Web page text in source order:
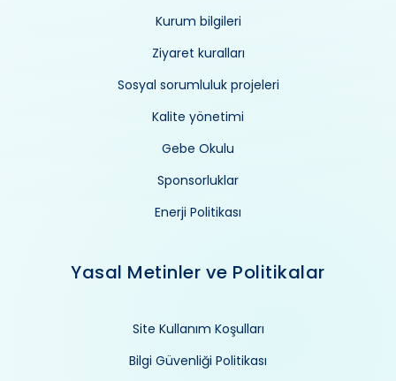
Kurum bilgileri
Ziyaret kuralları
Sosyal sorumluluk projeleri
Kalite yönetimi
Gebe Okulu
Sponsorluklar
Enerji Politikası
Yasal Metinler ve Politikalar
Site Kullanım Koşulları
Bilgi Güvenliği Politikası